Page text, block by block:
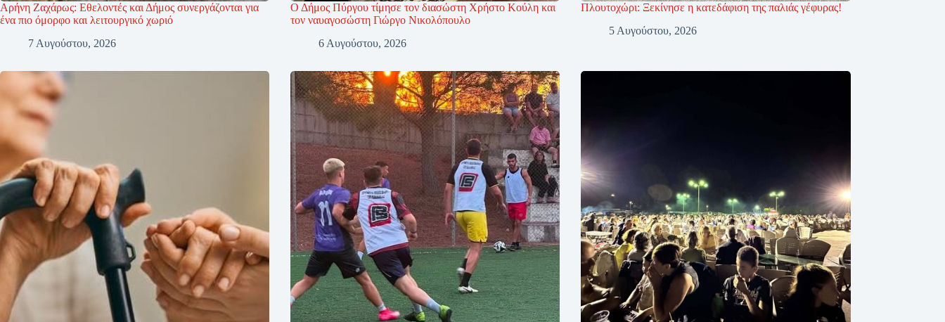
Αρήνη Ζαχάρως: Εθελοντές και Δήμος συνεργάζονται για
ένα πιο όμορφο και λειτουργικό χωριό
7 Αυγούστου, 2026
Ο Δήμος Πύργου τίμησε τον διασώστη Χρήστο Κούλη και
τον ναυαγοσώστη Γιώργο Νικολόπουλο
6 Αυγούστου, 2026
Πλουτοχώρι: Ξεκίνησε η κατεδάφιση της παλιάς γέφυρας!
5 Αυγούστου, 2026